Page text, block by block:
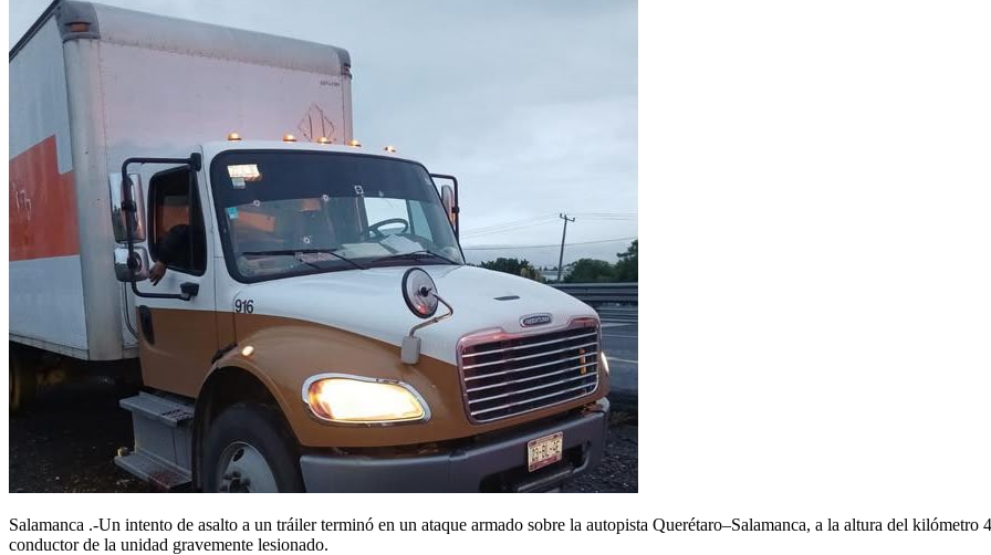
Salamanca .-Un intento de asalto a un tráiler terminó en un ataque armado sobre la autopista Querétaro–Salamanca, a la altura del
conductor de la unidad gravemente lesionado.